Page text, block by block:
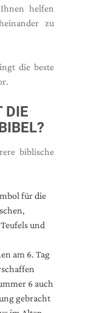
helfen
zu
die beste
DIE
biblische
für die
und
am 6. Tag
6 auch
gebracht